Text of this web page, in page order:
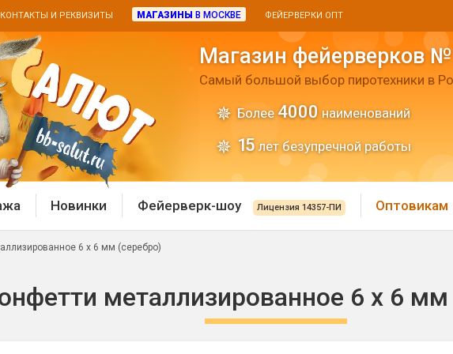
КОНТАКТЫ И РЕКВИЗИТЫ МАГАЗИНЫ В МОСКВЕ ФЕЙЕРВЕРКИ ОПТ
Магазин фейерверков
Самый большой выбор пиротехники в
Более 4000 наименований
15 лет безупречной работы
Дневные батареи
Хлопушки и
Новинки Фейерверк-шоу Лицензия 14357-ПИ Оптовикам
6 х 6 мм (серебро)
металлизированное 6 х 6